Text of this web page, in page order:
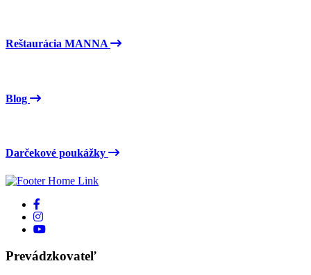
Reštaurácia MANNA
Blog
Darčekové poukážky
Prevádzkovateľ